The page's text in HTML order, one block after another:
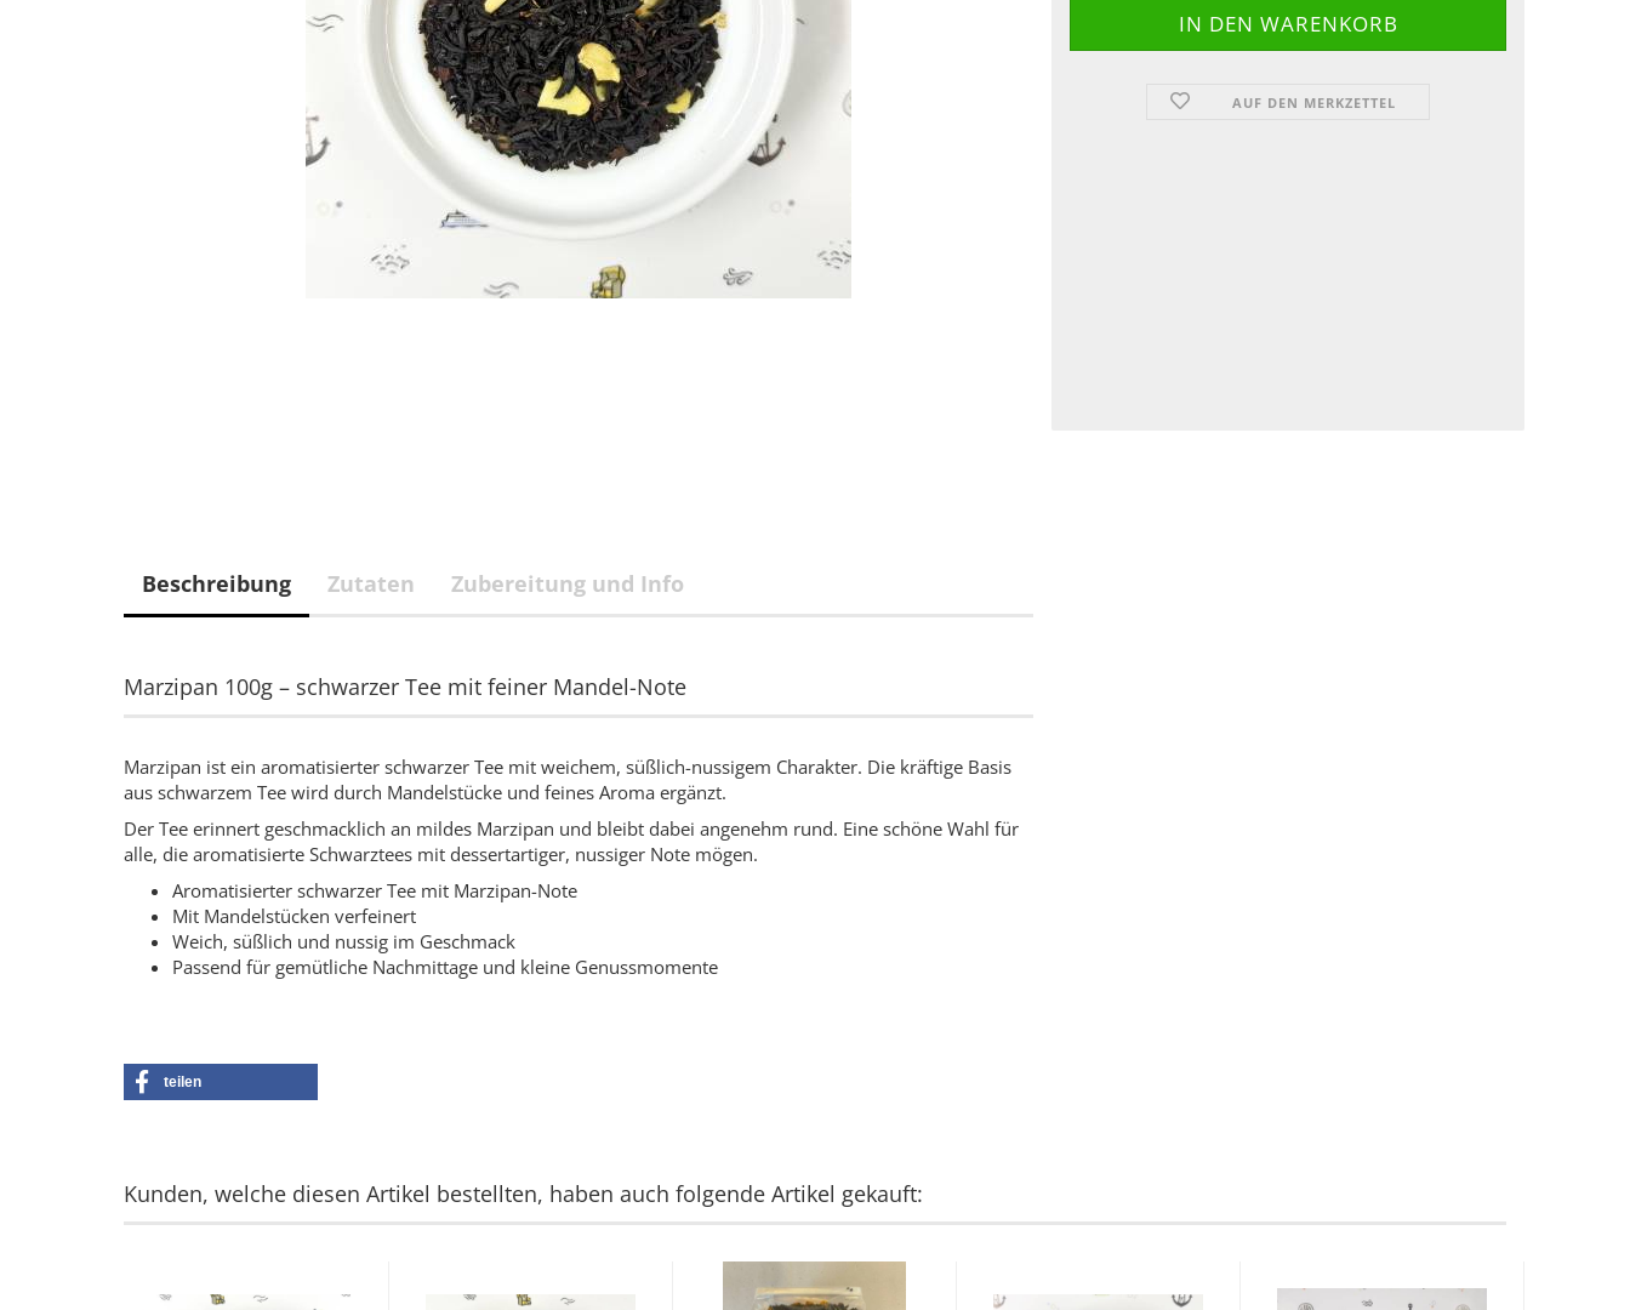
AUF DEN MERKZETTEL
Beschreibung Zutaten Zubereitung und Info
Marzipan 100g – schwarzer Tee mit feiner Mandel-Note
Marzipan ist ein aromatisierter schwarzer Tee mit weichem, süßlich-nussigem Charakter. Die kräftige Basis
aus schwarzem Tee wird durch Mandelstücke und feines Aroma ergänzt.
Der Tee erinnert geschmacklich an mildes Marzipan und bleibt dabei angenehm rund. Eine schöne Wahl für
alle, die aromatisierte Schwarztees mit dessertartiger, nussiger Note mögen.
Aromatisierter schwarzer Tee mit Marzipan-Note
Mit Mandelstücken verfeinert
Weich, süßlich und nussig im Geschmack
Passend für gemütliche Nachmittage und kleine Genussmomente
teilen
Kunden, welche diesen Artikel bestellten, haben auch folgende Artikel gekauft: